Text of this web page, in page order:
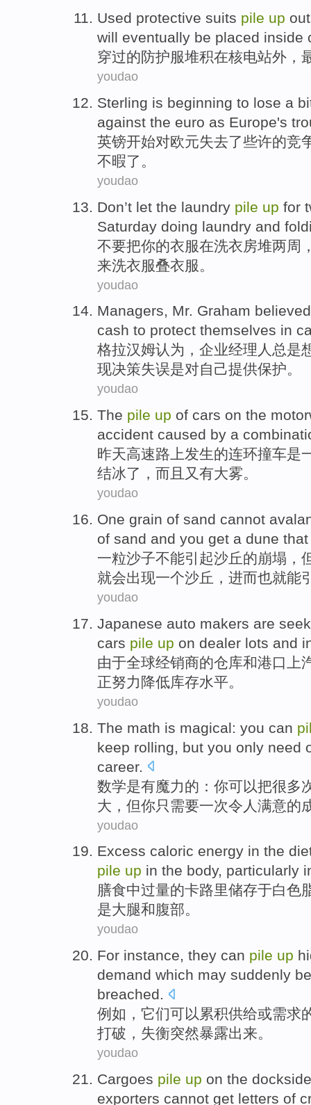
Used protective suits pile up
will eventually be placed inside
穿过的防护服堆积在核电站外 ，
youdao
Sterling is beginning to lose a
against the euro as Europe's
英镑开始对欧元失去了些许的竞
不暇了。
youdao
Don’t let the laundry pile up for
Saturday doing laundry and
不要把你的衣服在洗衣房堆两周
来洗衣服叠衣服。
youdao
Managers, Mr. Graham believed
cash to protect themselves in
格拉汉姆认为 ， 企业经理人 总是
现决策失误是对自己提供保护。
youdao
The pile up of cars on the
accident caused by a
昨天高速路上发生的连环撞车是
结冰了， 而且 又有大雾。
youdao
One grain of sand cannot
of sand and you get a dune
一粒沙子不能引起沙丘的崩塌 ，
就会出现一个沙丘，进而也就能
youdao
Japanese auto makers are
cars pile up on dealer lots and
由于全球经销商的仓库和港口 上
正努力 降低库存水平。
youdao
The math is magical: you can
keep rolling but you only need
career.
数学是有魔力的： 你可以把很多
大 ， 但你 只 需要一次令人满意的
youdao
Excess caloric energy in the
pile up in the body, particularly
膳食中过量的卡路里储存于白色
是大腿和腹部。
youdao
For instance, they can pile up
demand which may suddenly
breached.
例如 ， 它们可以累积供给或需求
打破，失衡突然暴露出来。
youdao
Cargoes pile up on the dockside
exporters cannot get letters of